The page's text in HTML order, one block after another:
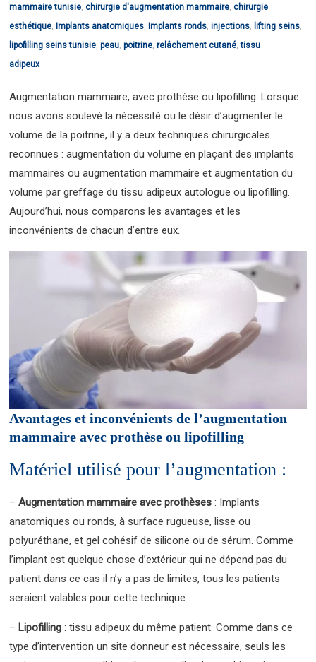
mammaire tunisie,chirurgie d'augmentation mammaire,chirurgie
esthétique, Implants anatomiques, Implants ronds, injections, lifting seins,
lipofilling seins tunisie,peau,poitrine,relâchement cutané,tissu
adipeux
Augmentation mammaire, avec prothèse ou lipofilling. Lorsque
nous avons soulevé la nécessité ou le désir d’augmenter le
volume de la poitrine, il y a deux techniques chirurgicales
reconnues : augmentation du volume en plaçant des implants
mammaires ou augmentation mammaire et augmentation du
volume par greffage du tissu adipeux autologue ou lipofilling.
Aujourd’hui, nous comparons les avantages et les
inconvénients de chacun d’entre eux.
Avantages et inconvénients de l’augmentation
mammaire avec prothèse ou lipofilling
Matériel utilisé pour l’augmentation :
–Augmentation mammaire avec prothèses: Implants
anatomiques ou ronds, à surface rugueuse, lisse ou
polyuréthane, et gel cohésif de silicone ou de sérum. Comme
l’implant est quelque chose d’extérieur qui ne dépend pas du
patient dans ce cas il n’y a pas de limites, tous les patients
seraient valables pour cette technique.
– Lipofilling : tissu adipeux du même patient. Comme dans ce
type d’intervention un site donneur est nécessaire, seuls les